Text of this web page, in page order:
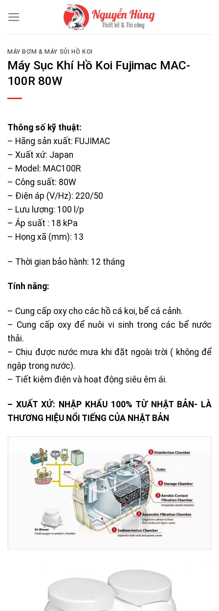
content
MÁY BƠM & MÁY SỦI HỒ KOI
Máy Sục Khí Hồ Koi Fujimac MAC-
100R 80W
Thông số kỹ thuật:
– Hãng sản xuất: FUJIMAC
– Xuất xứ: Japan
– Model: MAC100R
– Công suất: 80W
– Điện áp (V/Hz): 220/50
– Lưu lượng: 100 l/p
– Áp suất : 18 kPa
– Họng xã (mm): 13
– Thời gian bảo hành: 12 tháng
Tính năng:
– Cung cấp oxy cho các hồ cá koi, bể cá cảnh.
– Cung cấp oxy để nuôi vi sinh trong các bể nước
thải.
– Chịu được nước mưa khi đặt ngoài trời ( không để
ngập trong nước).
– Tiết kiệm điện và hoạt động siêu êm ái.
– XUẤT XỨ: NHẬP KHẨU 100% TỪ NHẬT BẢN- LÀ
THƯƠNG HIỆU NỔI TIẾNG CỦA NHẬT BẢN